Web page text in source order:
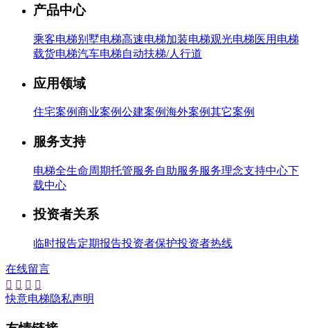
产品中心
乘客电梯别墅电梯高速电梯加装电梯观光电梯医用电梯
载货电梯汽车电梯自动扶梯/人行道
应用领域
住宅案例商业案例公建案例海外案例其它案例
服务支持
电梯全生命周期托管服务自助服务服务理念支持中心下
载中心
投资者关系
临时报告定期报告投资者保护投资者热线
在线留言
   
快意电梯隐私声明